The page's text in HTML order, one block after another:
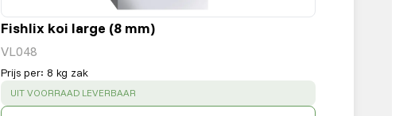
Fishlix koi large (8 mm)
VL048
Prijs per: 8 kg zak
SUCCESS:
UIT VOORRAAD LEVERBAAR